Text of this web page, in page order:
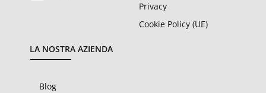
Privacy
Cookie Policy (UE)
LA NOSTRA AZIENDA
Blog